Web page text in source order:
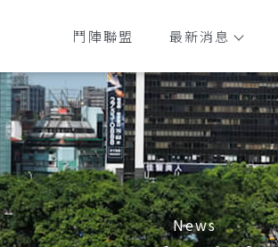
鬥陣聯盟 最新消息